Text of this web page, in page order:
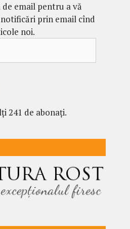
email pentru a vă
prin email cînd
noi.
241 de abonați.